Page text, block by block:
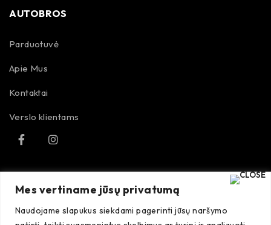
Mes vertiname jūsų privatumą
Naudojame slapukus siekdami pagerinti jūsų naršymo
AUTOBROS
Parduotuvė
Apie Mus
Kontaktai
Verslo klientams
TAISYKLĖS
Pirkimo taisyklės